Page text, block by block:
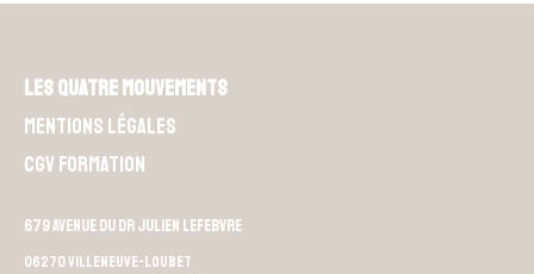
Les Quatre Mouvements
Mentions légales
CGV Formation
679 Avenue du Dr Julien Lefebvre
06270 Villeneuve-Loubet